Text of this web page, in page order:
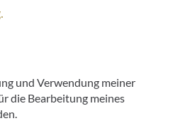
und Verwendung meiner
die Bearbeitung meines